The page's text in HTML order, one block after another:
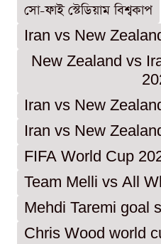
সো-ফাই স্টেডিয়াম বিশ্বকাপ
Iran vs New
New Zealand vs
Iran vs New
Iran vs New
FIFA World Cup
Team Melli vs All
Mehdi Taremi goal
Chris Wood world